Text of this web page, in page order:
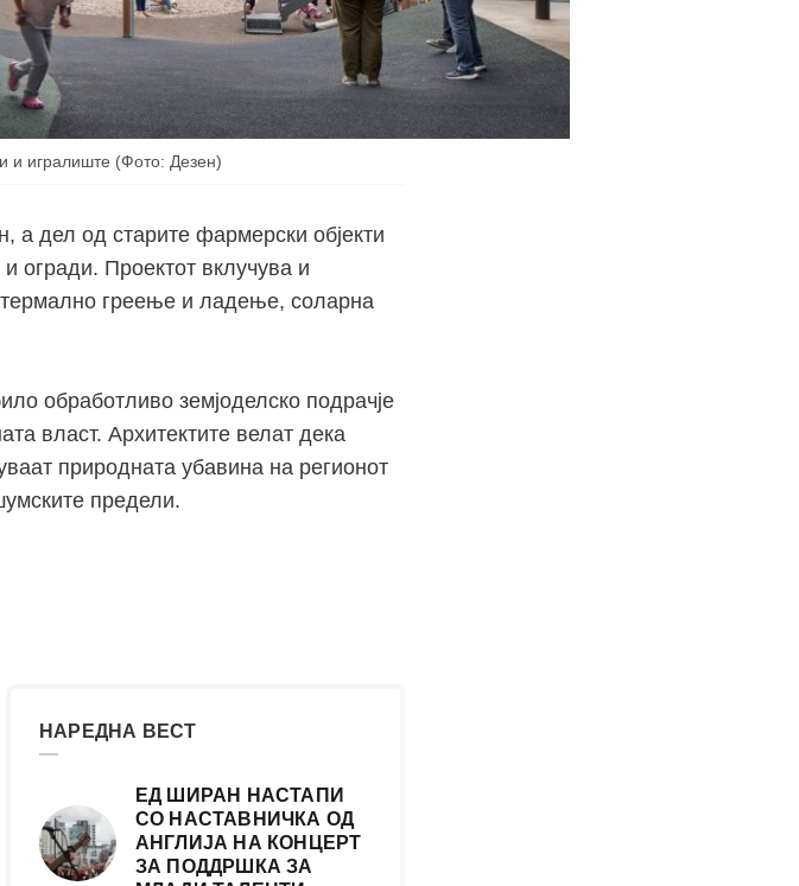
и игралиште (Фото: Дезен)
а дел од старите фармерски објекти
огради. Проектот вклучува и
греење и ладење, соларна
обработливо земјоделско подрачје
власт. Архитектите велат дека
природната убавина на регионот
предели.
НАРЕДНА ВЕСТ
ЕД ШИРАН НАСТАПИ
СО НАСТАВНИЧКА ОД
АНГЛИЈА НА КОНЦЕРТ
ЗА ПОДДРШКА ЗА